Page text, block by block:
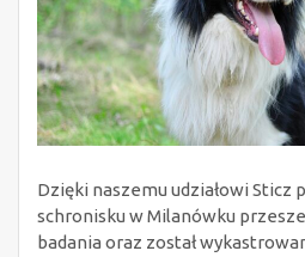
Dzięki naszemu udziałowi Sticz
schronisku w Milanówku
badania oraz został